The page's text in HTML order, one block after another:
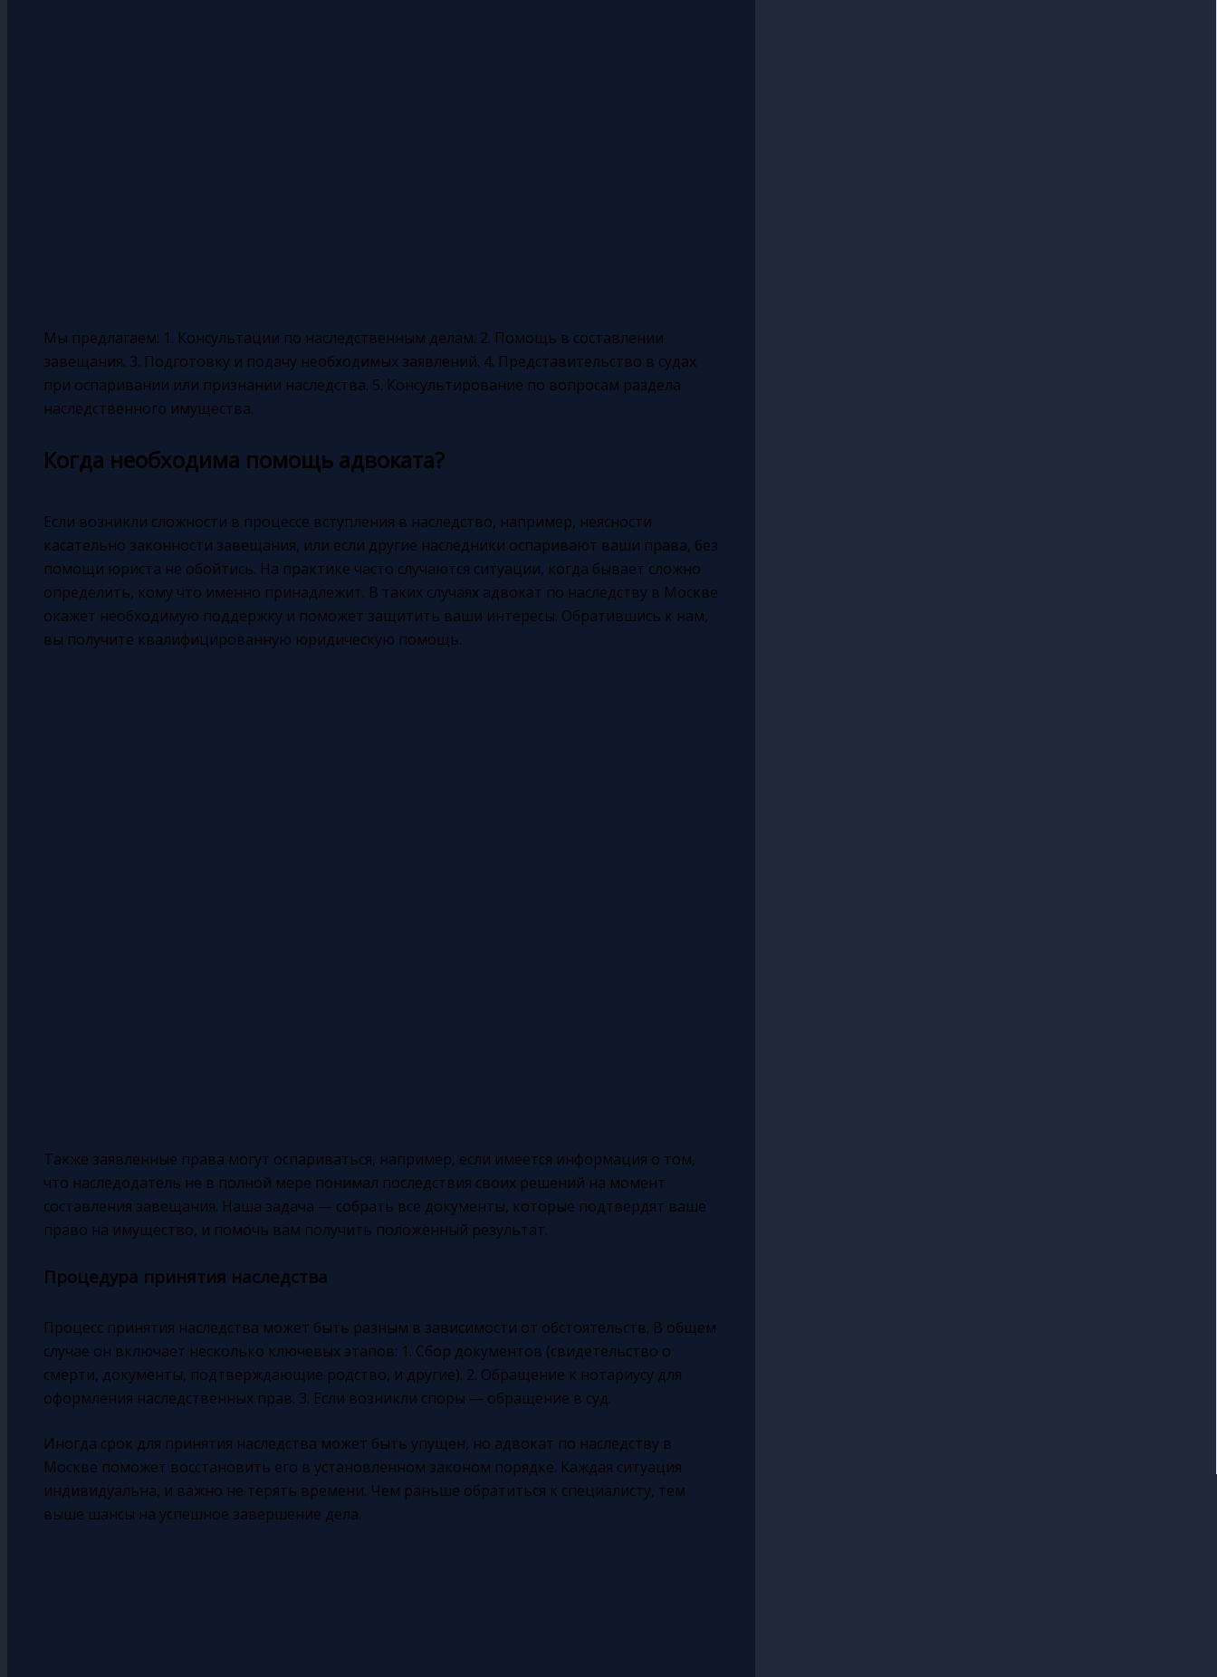
Мы предлагаем: 1. Консультации по наследственным делам. 2. Помощь в составлении
завещания. 3. Подготовку и подачу необходимых заявлений. 4. Представительство в судах
при оспаривании или признании наследства. 5. Консультирование по вопросам раздела
наследственного имущества.
Когда необходима помощь адвоката?
Если возникли сложности в процессе вступления в наследство, например, неясности
касательно законности завещания, или если другие наследники оспаривают ваши права, без
помощи юриста не обойтись. На практике часто случаются ситуации, когда бывает сложно
определить, кому что именно принадлежит. В таких случаях адвокат по наследству в Москве
окажет необходимую поддержку и поможет защитить ваши интересы. Обратившись к нам,
вы получите квалифицированную юридическую помощь.
Также заявленные права могут оспариваться, например, если имеется информация о том,
что наследодатель не в полной мере понимал последствия своих решений на момент
составления завещания. Наша задача — собрать все документы, которые подтвердят ваше
право на имущество, и помочь вам получить положенный результат.
Процедура принятия наследства
Процесс принятия наследства может быть разным в зависимости от обстоятельств. В общем
случае он включает несколько ключевых этапов: 1. Сбор документов (свидетельство о
смерти, документы, подтверждающие родство, и другие). 2. Обращение к нотариусу для
оформления наследственных прав. 3. Если возникли споры — обращение в суд.
Иногда срок для принятия наследства может быть упущен, но адвокат по наследству в
Москве поможет восстановить его в установленном законом порядке. Каждая ситуация
индивидуальна, и важно не терять времени. Чем раньше обратиться к специалисту, тем
выше шансы на успешное завершение дела.